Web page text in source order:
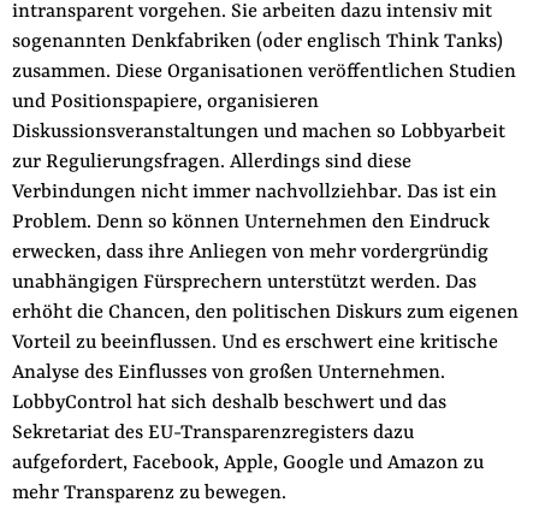
intransparent vorgehen. Sie arbeiten dazu intensiv mit
sogenannten Denkfabriken (oder englisch Think Tanks)
zusammen. Diese Organisationen veröffentlichen Studien
und Positionspapiere, organisieren
Diskussionsveranstaltungen und machen so Lobbyarbeit
zur Regulierungsfragen. Allerdings sind diese
Verbindungen nicht immer nachvollziehbar. Das ist ein
Problem. Denn so können Unternehmen den Eindruck
erwecken, dass ihre Anliegen von mehr vordergründig
unabhängigen Fürsprechern unterstützt werden. Das
erhöht die Chancen, den politischen Diskurs zum eigenen
Vorteil zu beeinflussen. Und es erschwert eine kritische
Analyse des Einflusses von großen Unternehmen.
LobbyControl hat sich deshalb beschwert und das
Sekretariat des EU-Transparenzregisters dazu
aufgefordert, Facebook, Apple, Google und Amazon zu
mehr Transparenz zu bewegen.